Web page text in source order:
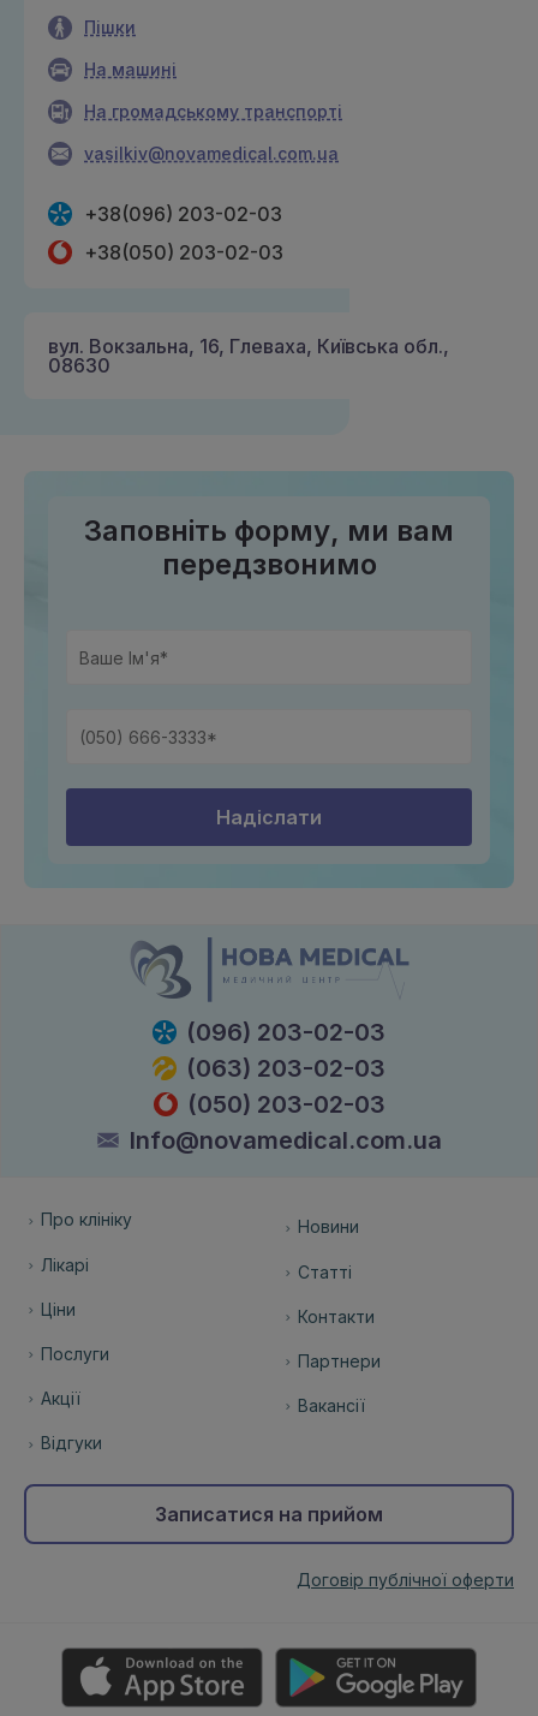
Пішки
На машині
На громадському транспорті
vasilkiv@novamedical.com.ua
+38(096) 203-02-03
+38(050) 203-02-03
вул. Вокзальна, 16, Глеваха, Київська обл.,
08630
Заповніть форму, ми вам
передзвонимо
Надіслати
(096) 203-02-03
(063) 203-02-03
(050) 203-02-03
Info@novamedical.com.ua
Про клініку
Лікарі
Ціни
Послуги
Акції
Відгуки
Новини
Статті
Контакти
Партнери
Вакансії
Записатися на прийом
Договір публічної оферти